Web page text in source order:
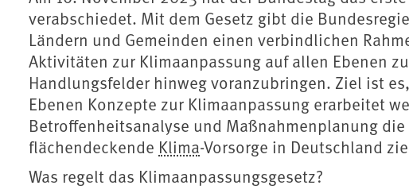
verabschiedet. Mit dem Gesetz gibt die
Ländern und Gemeinden einen verbindlichen
Aktivitäten zur Klimaanpassung auf allen Ebenen
Handlungsfelder hinweg voranzubringen. Ziel ist
Ebenen Konzepte zur Klimaanpassung erarbeitet
Betroffenheitsanalyse und Maßnahmenplanung
flächendeckende Klima-Vorsorge in Deutschland
Was regelt das Klimaanpassungsgesetz?